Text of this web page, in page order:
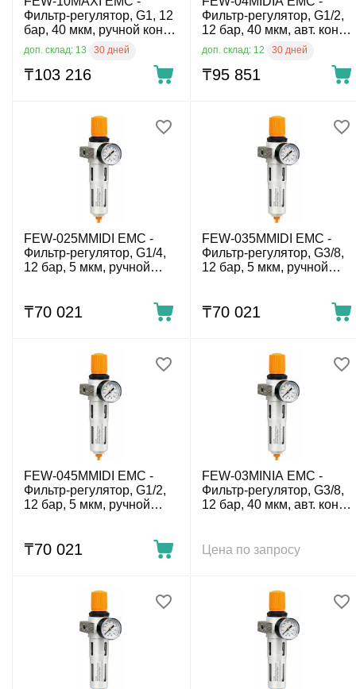
Фильтр-регулятор, G1, 12
бар, 40 мкм, ручной конд.-
доп. склад: 13 30 дней
₸103 216
Фильтр-регулятор, G1/2,
12 бар, 40 мкм, авт. конд.-
доп. склад: 12 30 дней
₸95 851
FEW-025MMIDI EMC -
Фильтр-регулятор, G1/4,
12 бар, 5 мкм, ручной
₸70 021
FEW-035MMIDI EMC -
Фильтр-регулятор, G3/8,
12 бар, 5 мкм, ручной
₸70 021
FEW-045MMIDI EMC -
Фильтр-регулятор, G1/2,
12 бар, 5 мкм, ручной
₸70 021
FEW-03MINIA EMC -
Фильтр-регулятор, G3/8,
12 бар, 40 мкм, авт. конд.-
Цена по запросу